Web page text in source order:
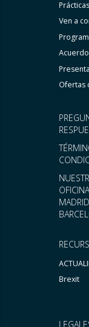
Brexit
Prácticas
Ven a
Ofertas